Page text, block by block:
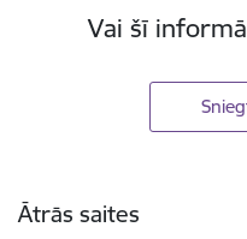
Vai šī
Ātrās saites